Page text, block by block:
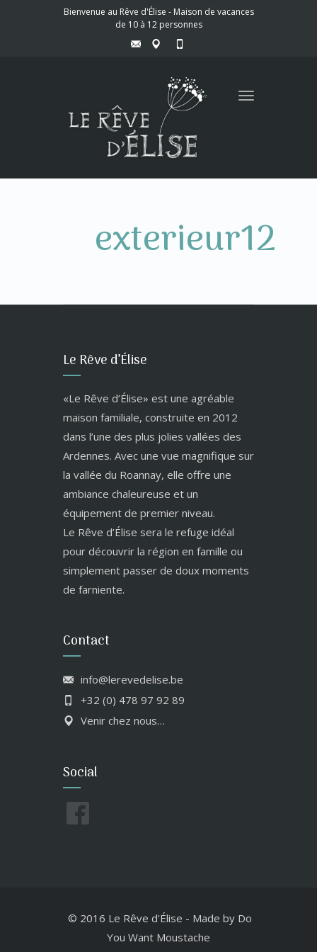
Bienvenue au Rêve d'Élise - Maison de vacances
de 10 à 12 personnes
Toggle
exterieur12
Le Rêve d’Élise
«Le Rêve d’Élise» est une agréable
maison familiale, construite en 2012
dans l’une des plus jolies vallées des
Ardennes. Avec une vue magnifique sur
la vallée du Roannay, elle offre une
ambiance chaleureuse et un
équipement de premier niveau.
Le Rêve d’Élise sera le refuge idéal
pour découvrir la région en famille ou
simplement passer de doux moments
de farniente.
Contact
info@lerevedelise.be
+32 (0) 478 97 92 89
Venir chez nous…
Social
© 2016 Le Rêve d'Élise - Made by Do
You Want Moustache